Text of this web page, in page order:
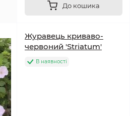
До кошика
Журавець криваво-
червоний 'Striatum'
В наявності